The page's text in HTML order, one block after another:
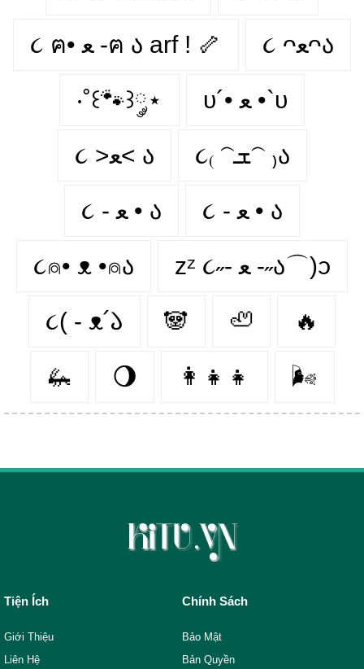
૮ ฅ• ﻌ -ฅ ა arf ! 🦴 ૮ ᴖﻌᴖა
‧˚꒰🐾꒱༘⋆ υ´• ﻌ •`υ
૮ >ﻌ< ა ૮₍ 𝁽ܫ𝁽 ₎ა
૮ - ﻌ • ა⁩ ૮ - ﻌ • ა
૮⍝• ᴥ •⍝ა zᶻ ૮˶- ﻌ -˶ა⌒)ᦱ
૮( - ᴥ՛𑁬 🐼 🦥 🔥
🦗 🌖 👩‍👧‍👧 🌬️
Tiện Ích
Giới Thiệu
Liên Hệ
Chính Sách
Bảo Mật
Bản Quyền